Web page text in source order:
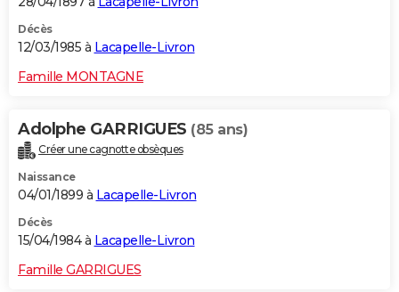
Décès
12/03/1985 à Lacapelle-Livron
Famille MONTAGNE
Adolphe GARRIGUES (85 ans)
Créer une cagnotte obsèques
Naissance
04/01/1899 à Lacapelle-Livron
Décès
15/04/1984 à Lacapelle-Livron
Famille GARRIGUES